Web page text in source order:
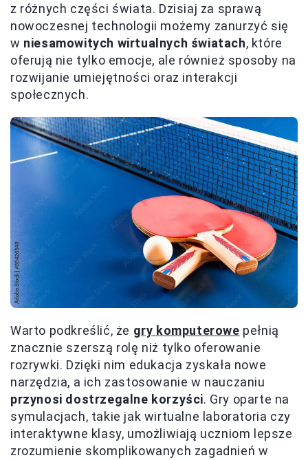
z różnych części świata. Dzisiaj za sprawą
nowoczesnej technologii możemy zanurzyć się
w niesamowitych wirtualnych światach, które
oferują nie tylko emocje, ale również sposoby na
rozwijanie umiejętności oraz interakcji
społecznych.
Warto podkreślić, że gry komputerowe pełnią
znacznie szerszą rolę niż tylko oferowanie
rozrywki. Dzięki nim edukacja zyskała nowe
narzędzia, a ich zastosowanie w nauczaniu
przynosi dostrzegalne korzyści. Gry oparte na
symulacjach, takie jak wirtualne laboratoria czy
interaktywne klasy, umożliwiają uczniom lepsze
zrozumienie skomplikowanych zagadnień w